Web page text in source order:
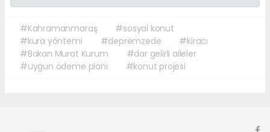
#Kahramanmaraş
#sosyal konut
#kura yöntemi
#depremzede
#kiracı
#Bakan Murat Kurum
#dar gelirli aileler
#uygun ödeme planı
#konut projesi